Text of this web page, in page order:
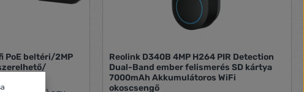
PoE beltéri/2MP
Reolink D340B 4MP H264 PIR Detection
Dual-Band ember felismerés SD kártya
7000mAh Akkumulátoros WiFi
okoscsengő